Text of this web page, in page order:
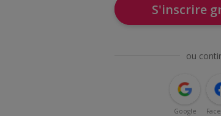
S'inscrire
ou
Google